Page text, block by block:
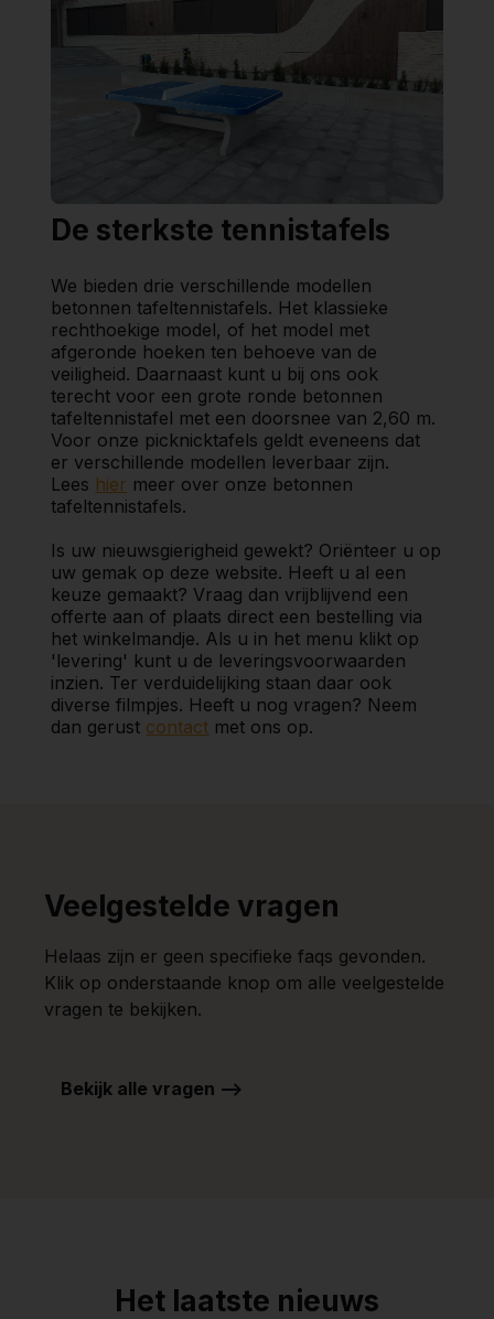
De sterkste tennistafels
We bieden drie verschillende modellen
betonnen tafeltennistafels. Het klassieke
rechthoekige model, of het model met
afgeronde hoeken ten behoeve van de
veiligheid. Daarnaast kunt u bij ons ook
terecht voor een grote ronde betonnen
tafeltennistafel met een doorsnee van 2,60 m.
Voor onze picknicktafels geldt eveneens dat
er verschillende modellen leverbaar zijn.
Lees hier meer over onze betonnen
tafeltennistafels.
Is uw nieuwsgierigheid gewekt? Oriënteer u op
uw gemak op deze website. Heeft u al een
keuze gemaakt? Vraag dan vrijblijvend een
offerte aan of plaats direct een bestelling via
het winkelmandje. Als u in het menu klikt op
'levering' kunt u de leveringsvoorwaarden
inzien. Ter verduidelijking staan daar ook
diverse filmpjes. Heeft u nog vragen? Neem
dan gerust contact met ons op.
Veelgestelde vragen
Helaas zijn er geen specifieke faqs gevonden.
Klik op onderstaande knop om alle veelgestelde
vragen te bekijken.
Bekijk alle vragen -->
Het laatste nieuws